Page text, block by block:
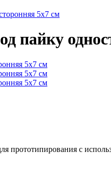
5х7 см
пайку
прототипирования с